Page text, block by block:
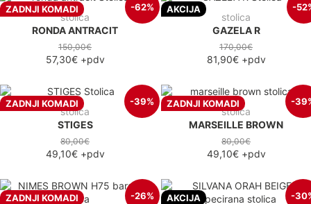
ZADNJI KOMADI -62%
stolica
RONDA ANTRACIT
150,00€
57,30€+pdv
AKCIJA -
stolica
GAZELA R
170,00€
81,90€+pdv
ZADNJI KOMADI -39%
stolica
STIGES
80,00€
49,10€+pdv
ZADNJI KOMADI -
stolica
MARSEILLE BROWN
80,00€
49,10€+pdv
ZADNJI KOMADI -26% AKCIJA -